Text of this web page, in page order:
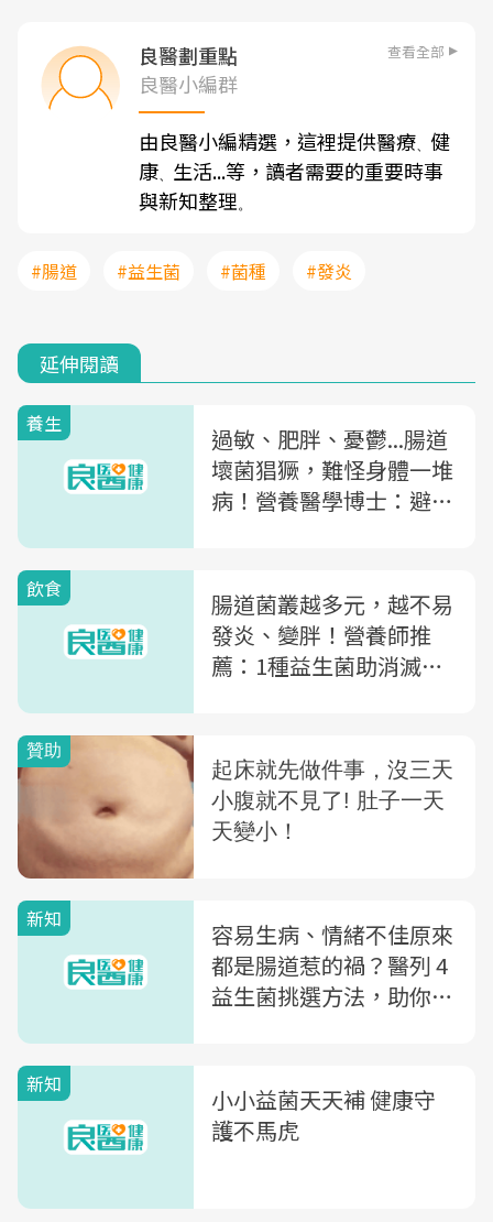
良醫劃重點 查看全部
良醫小編群
由良醫小編精選，這裡提供醫療、 健
康、 生活...等，讀者需要的重要時事
與新知整理。
#腸道 #益生菌 #菌種 #發炎
延伸閱讀
養生
過敏、肥胖、憂鬱...腸道
壞菌猖獗，難怪身體一堆
病！營養醫學博士：避免
飲食
腸道菌叢越多元，越不易
發炎、變胖！營養師推
薦：1種益生菌助消滅體
新知
容易生病、情緒不佳原來
都是腸道惹的禍？醫列 4
益生菌挑選方法，助你腸
新知
小小益菌天天補 健康守
護不馬虎